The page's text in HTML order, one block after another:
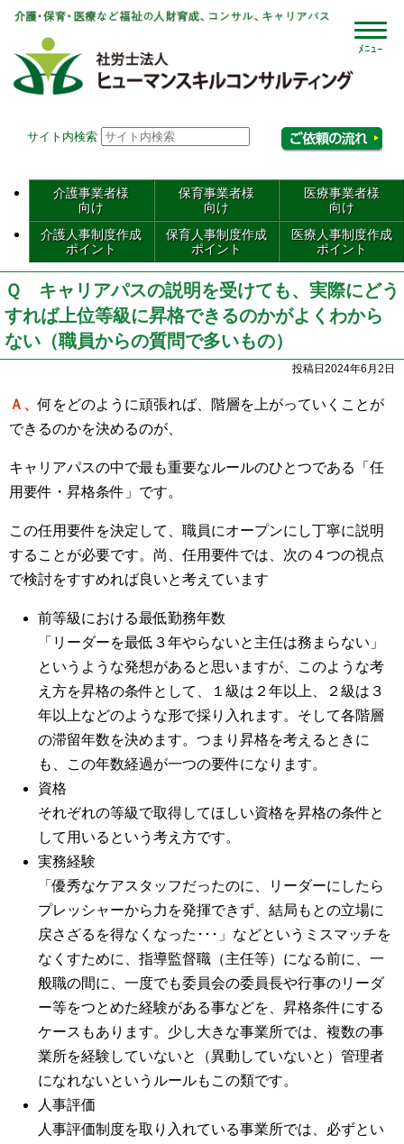
サイト内検索
介護事業者様
向け
保育事業者様
向け
医療事業者様
向け
介護人事制度作成
ポイント
保育人事制度作成
ポイント
医療人事制度作成
ポイント
Ｑ キャリアパスの説明を受けても、実際にどう
すれば上位等級に昇格できるのかがよくわから
ない（職員からの質問で多いもの）
投稿日2024年6月2日
Ａ、何をどのように頑張れば、階層を上がっていくことが
できるのかを決めるのが、
キャリアパスの中で最も重要なルールのひとつである「任
用要件・昇格条件」です。
この任用要件を決定して、職員にオープンにし丁寧に説明
することが必要です。尚、任用要件では、次の４つの視点
で検討をすすめれば良いと考えています
前等級における最低勤務年数
「リーダーを最低３年やらないと主任は務まらない」
というような発想があると思いますが、このような考
え方を昇格の条件として、１級は２年以上、２級は３
年以上などのような形で採り入れます。そして各階層
の滞留年数を決めます。つまり昇格を考えるときに
も、この年数経過が一つの要件になります。
資格
それぞれの等級で取得してほしい資格を昇格の条件と
して用いるという考え方です。
実務経験
「優秀なケアスタッフだったのに、リーダーにしたら
プレッシャーから力を発揮できず、結局もとの立場に
戻さざるを得なくなった･･･」などというミスマッチを
なくすために、指導監督職（主任等）になる前に、一
般職の間に、一度でも委員会の委員長や行事のリーダ
ー等をつとめた経験がある事などを、昇格条件にする
ケースもあります。少し大きな事業所では、複数の事
業所を経験していないと（異動していないと）管理者
になれないというルールもこの類です。
人事評価
人事評価制度を取り入れている事業所では、必ずとい